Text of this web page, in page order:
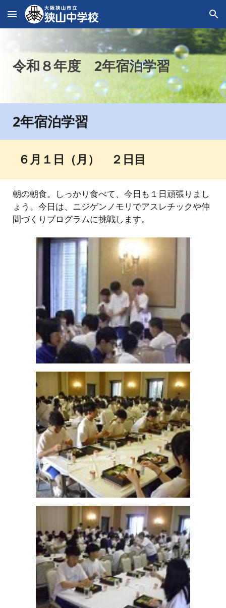
Skip to main content Skip to navigation
令和８年度 2年宿泊学習
2年宿泊学習
６月１日（月 ） ２ 日目
朝の朝食。しっかり食べて、今日も１日頑張りまし
ょう。今日は、ニジゲンノモリでアスレチックや仲
間づくりプログラムに挑戦します。